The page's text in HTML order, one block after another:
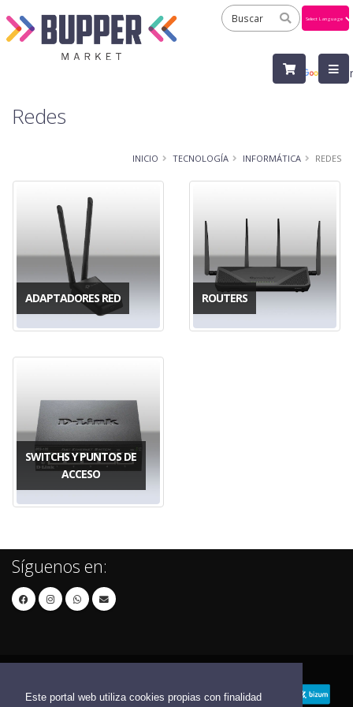
Este portal web utiliza cookies propias con finalidad
by
Redes
INICIO TECNOLOGÍA INFORMÁTICA REDES
ADAPTADORES RED ROUTERS
SWITCHS Y PUNTOS DE
ACCESO
Síguenos en: